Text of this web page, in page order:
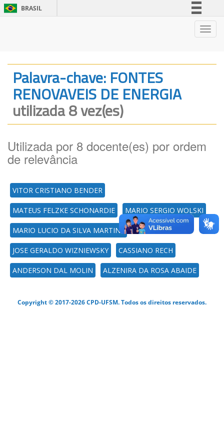
BRASIL
Legislação
Canais
Palavra-chave: FONTES
RENOVAVEIS DE ENERGIA
utilizada 8 vez(es)
Utilizada por 8 docente(es) por ordem
de relevância
VITOR CRISTIANO BENDER
MATEUS FELZKE SCHONARDIE MARIO SERGIO WOLSKI
MARIO LUCIO DA SILVA MARTINS
JOSE GERALDO WIZNIEWSKY CASSIANO RECH
ANDERSON DAL MOLIN ALZENIRA DA ROSA ABAIDE
Copyright © 2017-2026 CPD-UFSM. Todos os direitos reservados.